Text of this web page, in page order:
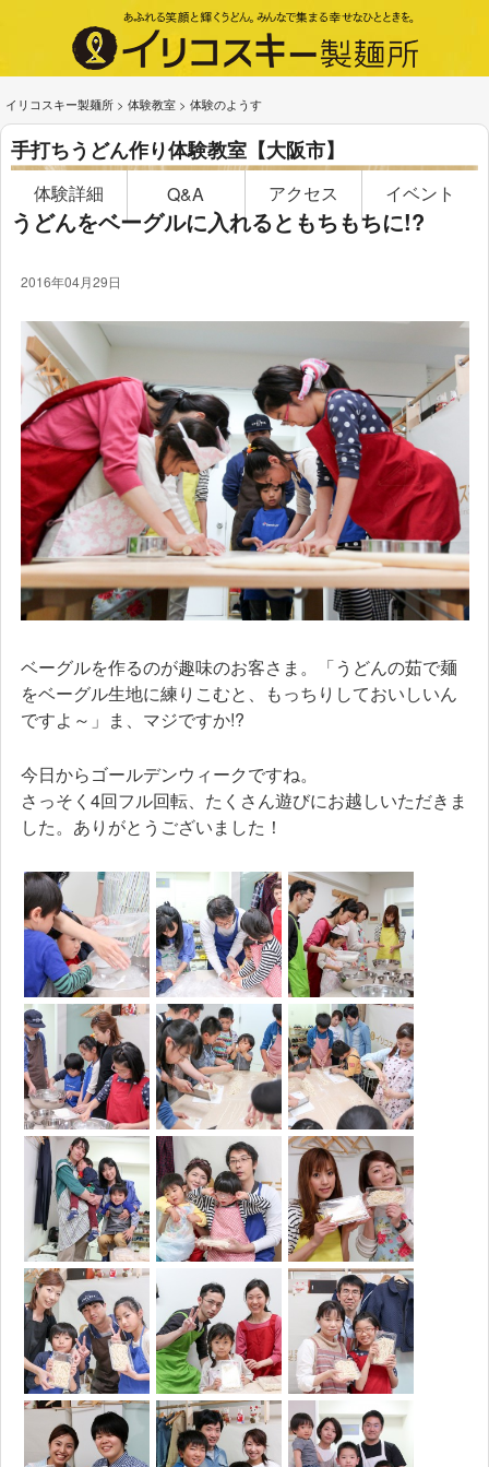
イリコスキー製麺所 > 体験教室 > 体験のようす
手打ちうどん作り体験教室【大阪市】
体験詳細 Q&A アクセス イベント
うどんをベーグルに入れるともちもちに!?
2016年04月29日
ベーグルを作るのが趣味のお客さま。「うどんの茹で麺
をベーグル生地に練りこむと、もっちりしておいしいん
ですよ～」ま、マジですか!?
今日からゴールデンウィークですね。
さっそく4回フル回転、たくさん遊びにお越しいただきま
した。ありがとうございました！